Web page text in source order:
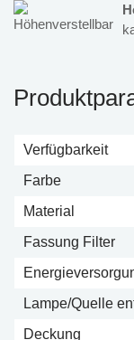
Verfügbarkeit
Farbe
Material
Fassung Filter
Lampe/Quelle
Deckung